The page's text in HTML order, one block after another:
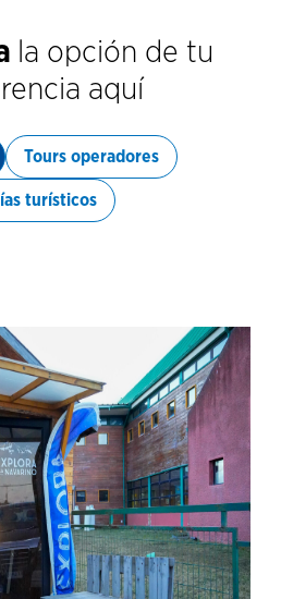
la opción de tu
aquí
Tours operadores
turísticos